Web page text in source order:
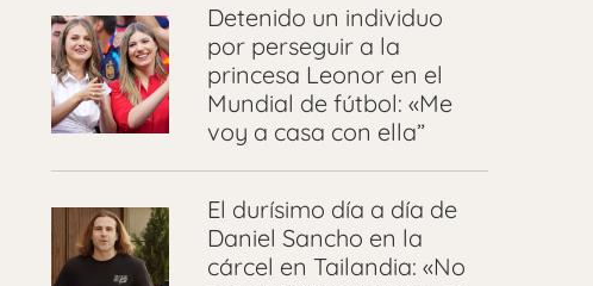
Detenido un individuo
por perseguir a la
princesa Leonor en el
Mundial de fútbol: «Me
voy a casa con ella”
El durísimo día a día de
Daniel Sancho en la
cárcel en Tailandia: «No